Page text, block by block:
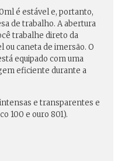
é estável e, portanto,
de trabalho. A abertura
trabalhe direto da
ou caneta de imersão. O
equipado com uma
eficiente durante a
e transparentes e
100 e ouro 801).